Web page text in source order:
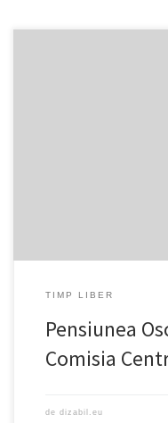
TIMP LIBER
Pensiunea
Comisia
de dizabil.eu